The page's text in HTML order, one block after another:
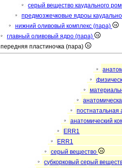
серый вещество каудального
предмозжечковые ядроы
нижний оливовый комплекс (пара)
главный оливовый ядро (пара)
передняя пластиночка (пара)
постнатальная
анатомический
ERR1
ERR1
серый вещество
субкорковый серый